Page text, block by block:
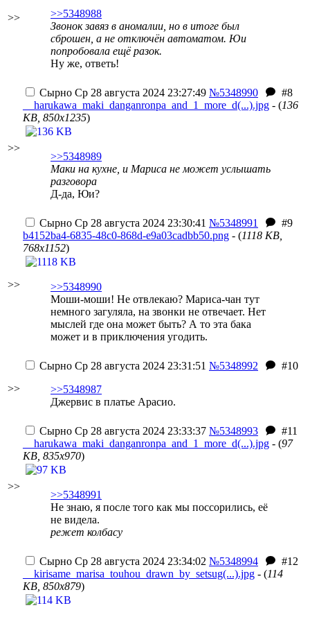
>>
>>5348988
Звонок завяз в аномалии, но в итоге был
сброшен, а не отключён автоматом. Юи
попробовала ещё разок.
Ну же, ответь!
>>
Сырно Ср 28 августа 2024 23:27:49 №5348990
#8
__harukawa_maki_danganronpa_and_1_more_d(...).jpg - (136
KB, 850x1235)
>>5348989
Маки на кухне, и Мариса не может услышать
разговора
Д-да, Юи?
>>
Сырно Ср 28 августа 2024 23:30:41 №5348991
#9
b4152ba4-6835-48c0-868d-e9a03cadbb50.png - (1118 KB,
768x1152)
>>5348990
Моши-моши! Не отвлекаю? Мариса-чан тут
немного загуляла, на звонки не отвечает. Нет
мыслей где она может быть? А то эта бака
может и в приключения угодить.
>>
Сырно Ср 28 августа 2024 23:31:51 №5348992
#10
>>5348987
Джервис в платье Арасио.
>>
Сырно Ср 28 августа 2024 23:33:37 №5348993
#11
__harukawa_maki_danganronpa_and_1_more_d(...).jpg - (97
KB, 835x970)
>>5348991
Не знаю, я после того как мы поссорились, её
не видела.
режет колбасу
Сырно Ср 28 августа 2024 23:34:02 №5348994
#12
__kirisame_marisa_touhou_drawn_by_setsug(...).jpg - (114
KB, 850x879)